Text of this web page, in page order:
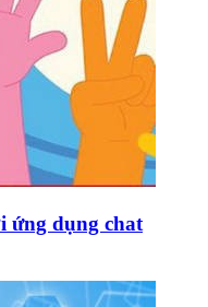
ứng dụng chat